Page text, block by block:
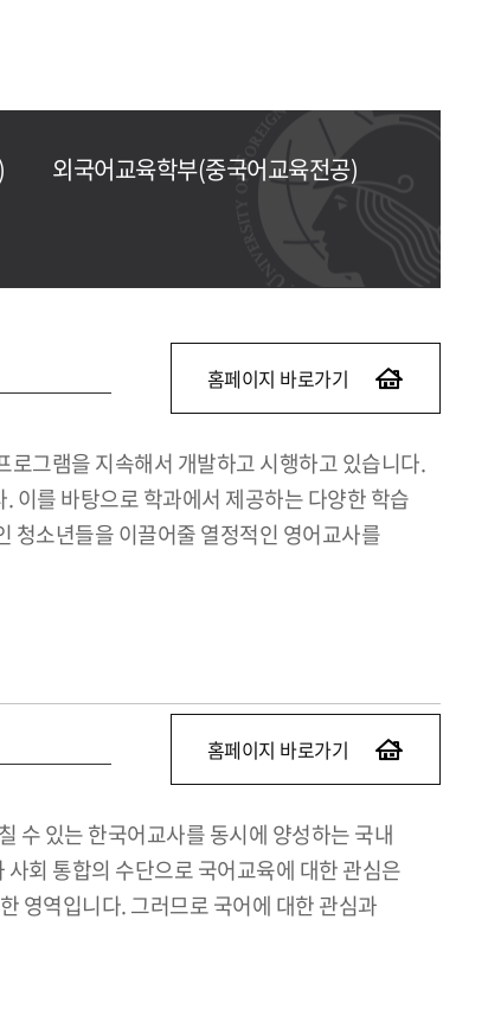
외국어교육학부(중국어교육전공)
홈페이지 바로가기
그램을 지속해서 개발하고 시행하고 있습니다.
이를 바탕으로 학과에서 제공하는 다양한 학습
청소년들을 이끌어줄 열정적인 영어교사를
홈페이지 바로가기
수 있는 한국어교사를 동시에 양성하는 국내
회 통합의 수단으로 국어교육에 대한 관심은
영역입니다. 그러므로 국어에 대한 관심과